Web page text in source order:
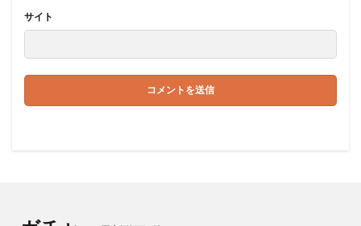
サイト